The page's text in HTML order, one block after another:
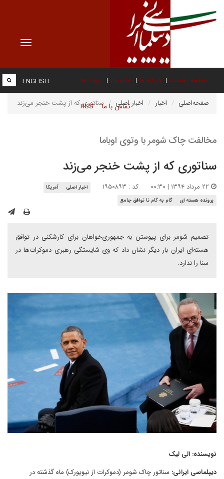
Toggle
صفحه نخست درباره ما عضویت پیوند ها
تماس با ما RSS
ENGLISH
صفحه‌اصلی اخبار اخبار اصلی سناتوری که از پشت خنجر می‌زند
مخالفت چاک شومر با وتوی اوباما
سناتوری که از پشت خنجر می‌زند
کد : ۱۹۵۰۸۹۳ اخبار اصلی
آمریکا
پرونده هسته ای
گام به گام تا توافق جامع
تصمیم شومر برای پیوستن به جمهوری‌خواهان برای کارشکنی در توافق
هسته‌ای ایران بار دیگر نشان داد که وی شایستگی رهبری دموکرات‌ها در
سنا را ندارد.
نویسنده: الی لیک
دیپلماسی ایرانی: سناتور چاک شومر (دموکرات از نیویورک) ماه گذشته در